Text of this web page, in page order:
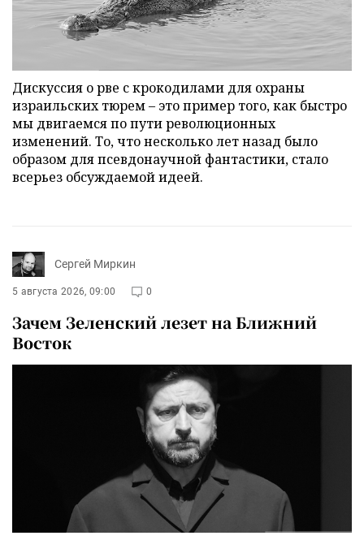
Дискуссия о рве с крокодилами для охраны
израильских тюрем – это пример того, как быстро
мы двигаемся по пути революционных
изменений. То, что несколько лет назад было
образом для псевдонаучной фантастики, стало
всерьез обсуждаемой идеей.
Сергей Миркин
5 августа 2026, 09:00 0
Зачем Зеленский лезет на Ближний
Восток